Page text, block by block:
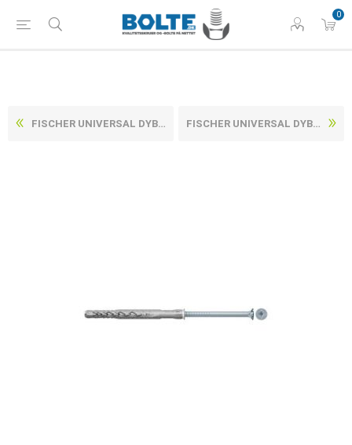
0
FISCHER UNIVERSAL DYBEL ELFORZINKET STÅL MED UNDERSÆNKET TORXSKRUE (LANG EXPANSIONS DEL) SXRL 10X290 T (50 STK) FISCHER UNIVERSAL DYBEL ELFORZINKET STÅL MED UNDERSÆNKET TORXSKRUE (LANG EXPANSIONS DEL) SXRL 8X100 T (50 STK)